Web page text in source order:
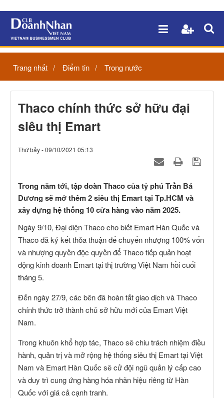
Trang nhất Điểm tin Trong nước
Thaco chính thức sở hữu đại
siêu thị Emart
Thứ bảy - 09/10/2021 05:13
Trong năm tới, tập đoàn Thaco của tỷ phú Trần Bá
Dương sẽ mở thêm 2 siêu thị Emart tại Tp.HCM và
xây dựng hệ thống 10 cửa hàng vào năm 2025.
Ngày 9/10, Đại diện Thaco cho biết Emart Hàn Quốc và
Thaco đã ký kết thỏa thuận để chuyển nhượng 100% vốn
và nhượng quyền độc quyền để Thaco tiếp quản hoạt
động kinh doanh Emart tại thị trường Việt Nam hồi cuối
tháng 5.
Đến ngày 27/9, các bên đã hoàn tất giao dịch và Thaco
chính thức trở thành chủ sở hữu mới của Emart Việt
Nam.
Trong khuôn khổ hợp tác, Thaco sẽ chiu trách nhiệm điều
hành, quản trị và mở rộng hệ thống siêu thị Emart tại Việt
Nam và Emart Hàn Quốc sẽ cử đội ngũ quản lý cấp cao
và duy trì cung ứng hàng hóa nhãn hiệu riêng từ Hàn
Quốc với giá cả cạnh tranh.